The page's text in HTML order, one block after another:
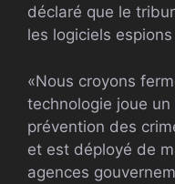
déclaré que le
les logiciels
«Nous croyons
technologie joue
prévention des
et est déployé de
agences